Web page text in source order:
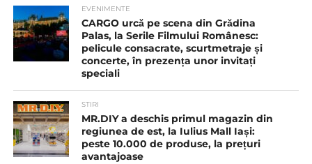
EVENIMENTE
CARGO urcă pe scena din Grădina
Palas, la Serile Filmului Românesc:
pelicule consacrate, scurtmetraje și
concerte, în prezența unor invitați
speciali
STIRI
MR.DIY a deschis primul magazin din
regiunea de est, la Iulius Mall Iași:
peste 10.000 de produse, la prețuri
avantajoase